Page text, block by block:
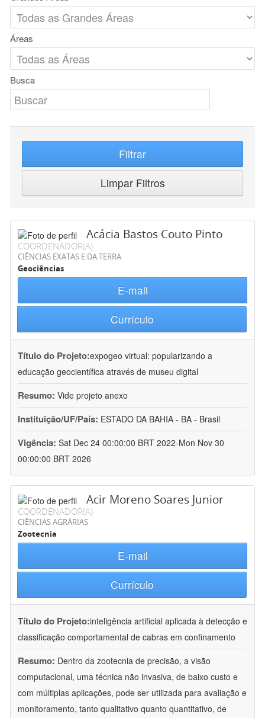
Áreas
Busca
Filtrar
Limpar Filtros
Acácia Bastos Couto Pinto
COORDENADOR(A)
CIÊNCIAS EXATAS E DA TERRA
Geociências
E-mail
Currículo
Título do Projeto:expogeo virtual: popularizando a
educação geocientífica através de museu digital
Resumo: Vide projeto anexo
Instituição/UF/País: ESTADO DA BAHIA - BA - Brasil
Vigência: Sat Dec 24 00:00:00 BRT 2022-Mon Nov 30
00:00:00 BRT 2026
Acir Moreno Soares Junior
COORDENADOR(A)
CIÊNCIAS AGRÁRIAS
Zootecnia
E-mail
Currículo
Título do Projeto:inteligência artificial aplicada à detecção e
classificação comportamental de cabras em confinamento
Resumo: Dentro da zootecnia de precisão, a visão
computacional, uma técnica não invasiva, de baixo custo e
com múltiplas aplicações, pode ser utilizada para avaliação e
monitoramento, tanto qualitativo quanto quantitativo, de